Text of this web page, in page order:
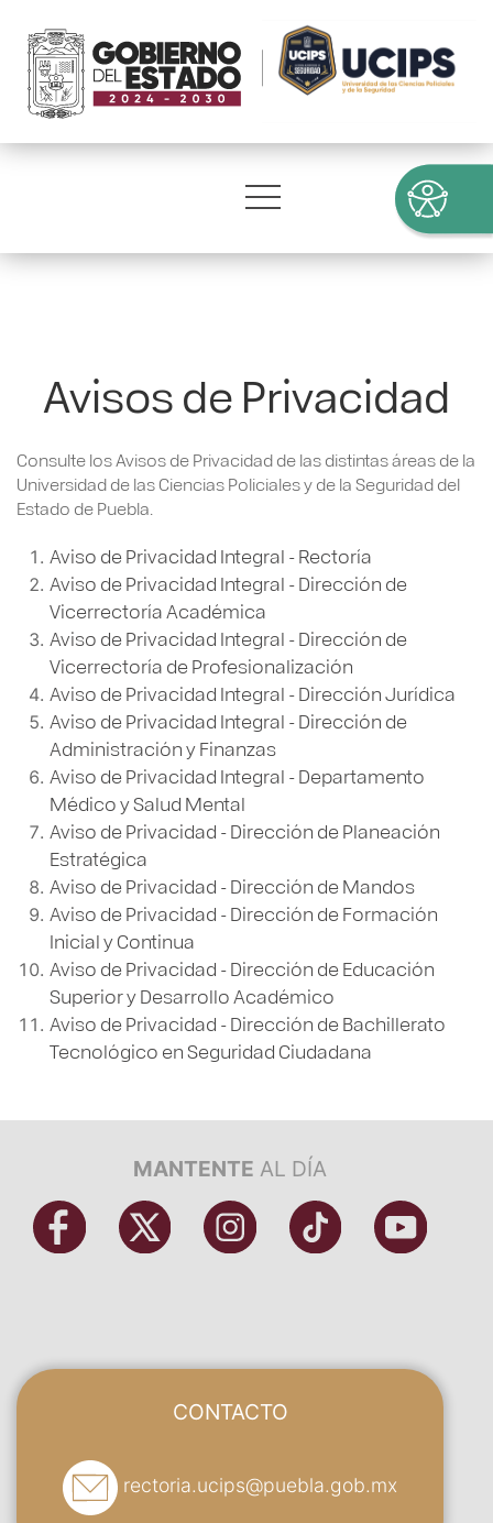
Avisos de Privacidad
Consulte los Avisos de Privacidad de las distintas áreas de la
Universidad de las Ciencias Policiales y de la Seguridad del
Estado de Puebla.
Aviso de Privacidad Integral - Rectoría
Aviso de Privacidad Integral - Dirección de
Vicerrectoría Académica
Aviso de Privacidad Integral - Dirección de
Vicerrectoría de Profesionalización
Aviso de Privacidad Integral - Dirección Jurídica
Aviso de Privacidad Integral - Dirección de
Administración y Finanzas
Aviso de Privacidad Integral - Departamento
Médico y Salud Mental
Aviso de Privacidad - Dirección de Planeación
Estratégica
Aviso de Privacidad - Dirección de Mandos
Aviso de Privacidad - Dirección de Formación
Inicial y Continua
Aviso de Privacidad - Dirección de Educación
Superior y Desarrollo Académico
Aviso de Privacidad - Dirección de Bachillerato
Tecnológico en Seguridad Ciudadana
MANTENTE AL DÍA
CONTACTO
rectoria.ucips@puebla.gob.mx